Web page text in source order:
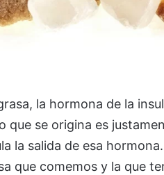
la hormona de la
que se origina es
la salida de esa
que comemos y la que